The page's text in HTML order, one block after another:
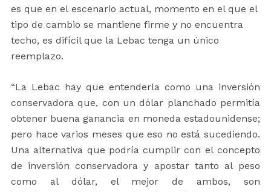
es que en el escenario actual, momento en el que el
tipo de cambio se mantiene firme y no encuentra
techo, es difícil que la Lebac tenga un único
reemplazo.
“La Lebac hay que entenderla como una inversión
conservadora que, con un dólar planchado permitía
obtener buena ganancia en moneda estadounidense;
pero hace varios meses que eso no está sucediendo.
Una alternativa que podría cumplir con el concepto
de inversión conservadora y apostar tanto al peso
como al dólar, el mejor de ambos, son